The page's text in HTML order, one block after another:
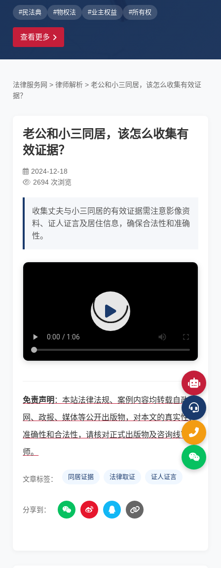
#民法典 #物权法 #业主权益 #所有权
查看更多
法律服务网 >律师解析 >老公和小三同居，该怎么收集有效证
据？
老公和小三同居，该怎么收集有
效证据？
2024-12-18
2694 次浏览
收集丈夫与小三同居的有效证据需注意影像资
料、证人证言及居住信息，确保合法性和准确
性。
免责声明 ：本站法律法规、案例内容均转载自政府
网、政报、媒体等公开出版物，对本文的真实性、
准确性和合法性，请核对正式出版物及咨询线下律
师。
文章标签： 同居证据 法律取证 证人证言
分享到：